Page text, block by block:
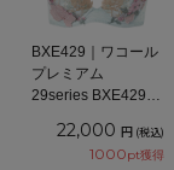
BXE429｜ワコール
プレミアム
29series BXE429シ
フィットプラスブラ
ブラジャー単品
22,000 円 (税込)
1000pt獲得